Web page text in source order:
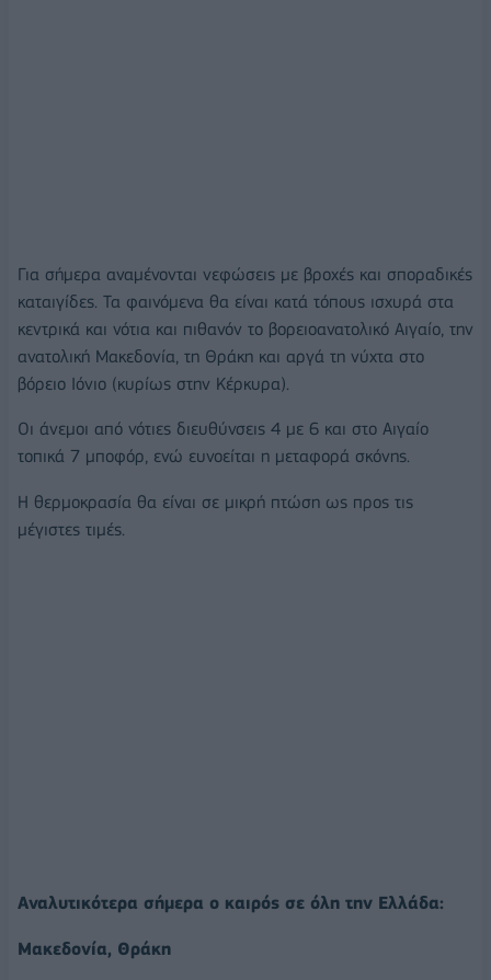
Για σήμερα αναμένονται νεφώσεις με βροχές και σποραδικές
καταιγίδες. Τα φαινόμενα θα είναι κατά τόπους ισχυρά στα
κεντρικά και νότια και πιθανόν το βορειοανατολικό Αιγαίο, την
ανατολική Μακεδονία, τη Θράκη και αργά τη νύχτα στο
βόρειο Ιόνιο (κυρίως στην Κέρκυρα).
Οι άνεμοι από νότιες διευθύνσεις 4 με 6 και στο Αιγαίο
τοπικά 7 μποφόρ, ενώ ευνοείται η μεταφορά σκόνης.
Η θερμοκρασία θα είναι σε μικρή πτώση ως προς τις
μέγιστες τιμές.
Αναλυτικότερα σήμερα ο καιρός σε όλη την Ελλάδα:
Μακεδονία, Θράκη